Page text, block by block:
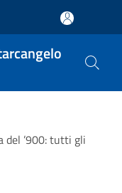
del ’900: tutti gli